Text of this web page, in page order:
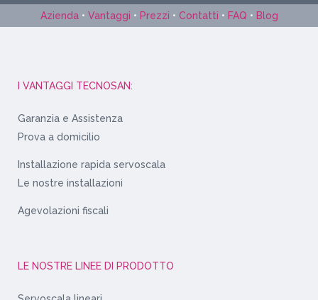
Azienda• Vantaggi • Prezzi • Contatti • FAQ • Blog
I VANTAGGI TECNOSAN:
Garanzia e Assistenza
Prova a domicilio
Installazione rapida servoscala
Le nostre installazioni
Agevolazioni fiscali
LE NOSTRE LINEE DI PRODOTTO